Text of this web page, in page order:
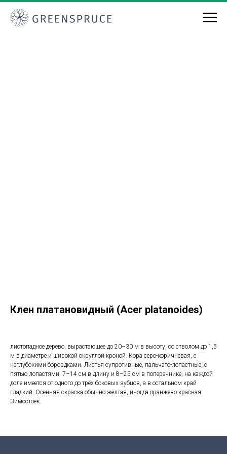
Клен платановидный (Acer platanoides)
листопадное дерево, вырастающее до 20–30 м в высоту, со стволом до 1,5
м в диаметре и широкой округлой кроной. Кора серо-коричневая, с
неглубокими бороздками. Листья супротивные, пальчато-лопастные, с
пятью лопастями. 7–14 см в длину и 8–25 см в поперечнике, на каждой
доле имеется от одного до трёх боковых зубцов, а в остальном край
гладкий. Осенняя окраска обычно жёлтая, иногда оранжево-красная.
Зимостоек.